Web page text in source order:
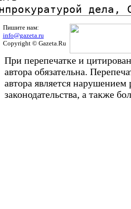
Пишите нам:
info@gazeta.ru
Copyright © Gazeta.Ru
При перепечатке и
автора обязательна.
автора является
законодательства, а также